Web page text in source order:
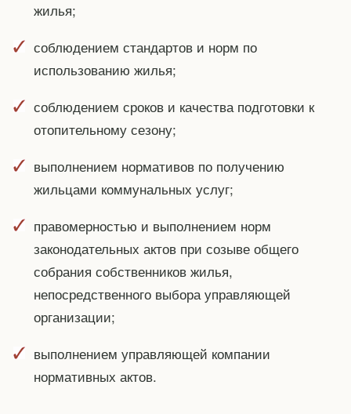
жилья;
соблюдением стандартов и норм по
использованию жилья;
соблюдением сроков и качества подготовки к
отопительному сезону;
выполнением нормативов по получению
жильцами коммунальных услуг;
правомерностью и выполнением норм
законодательных актов при созыве общего
собрания собственников жилья,
непосредственного выбора управляющей
организации;
выполнением управляющей компании
нормативных актов.